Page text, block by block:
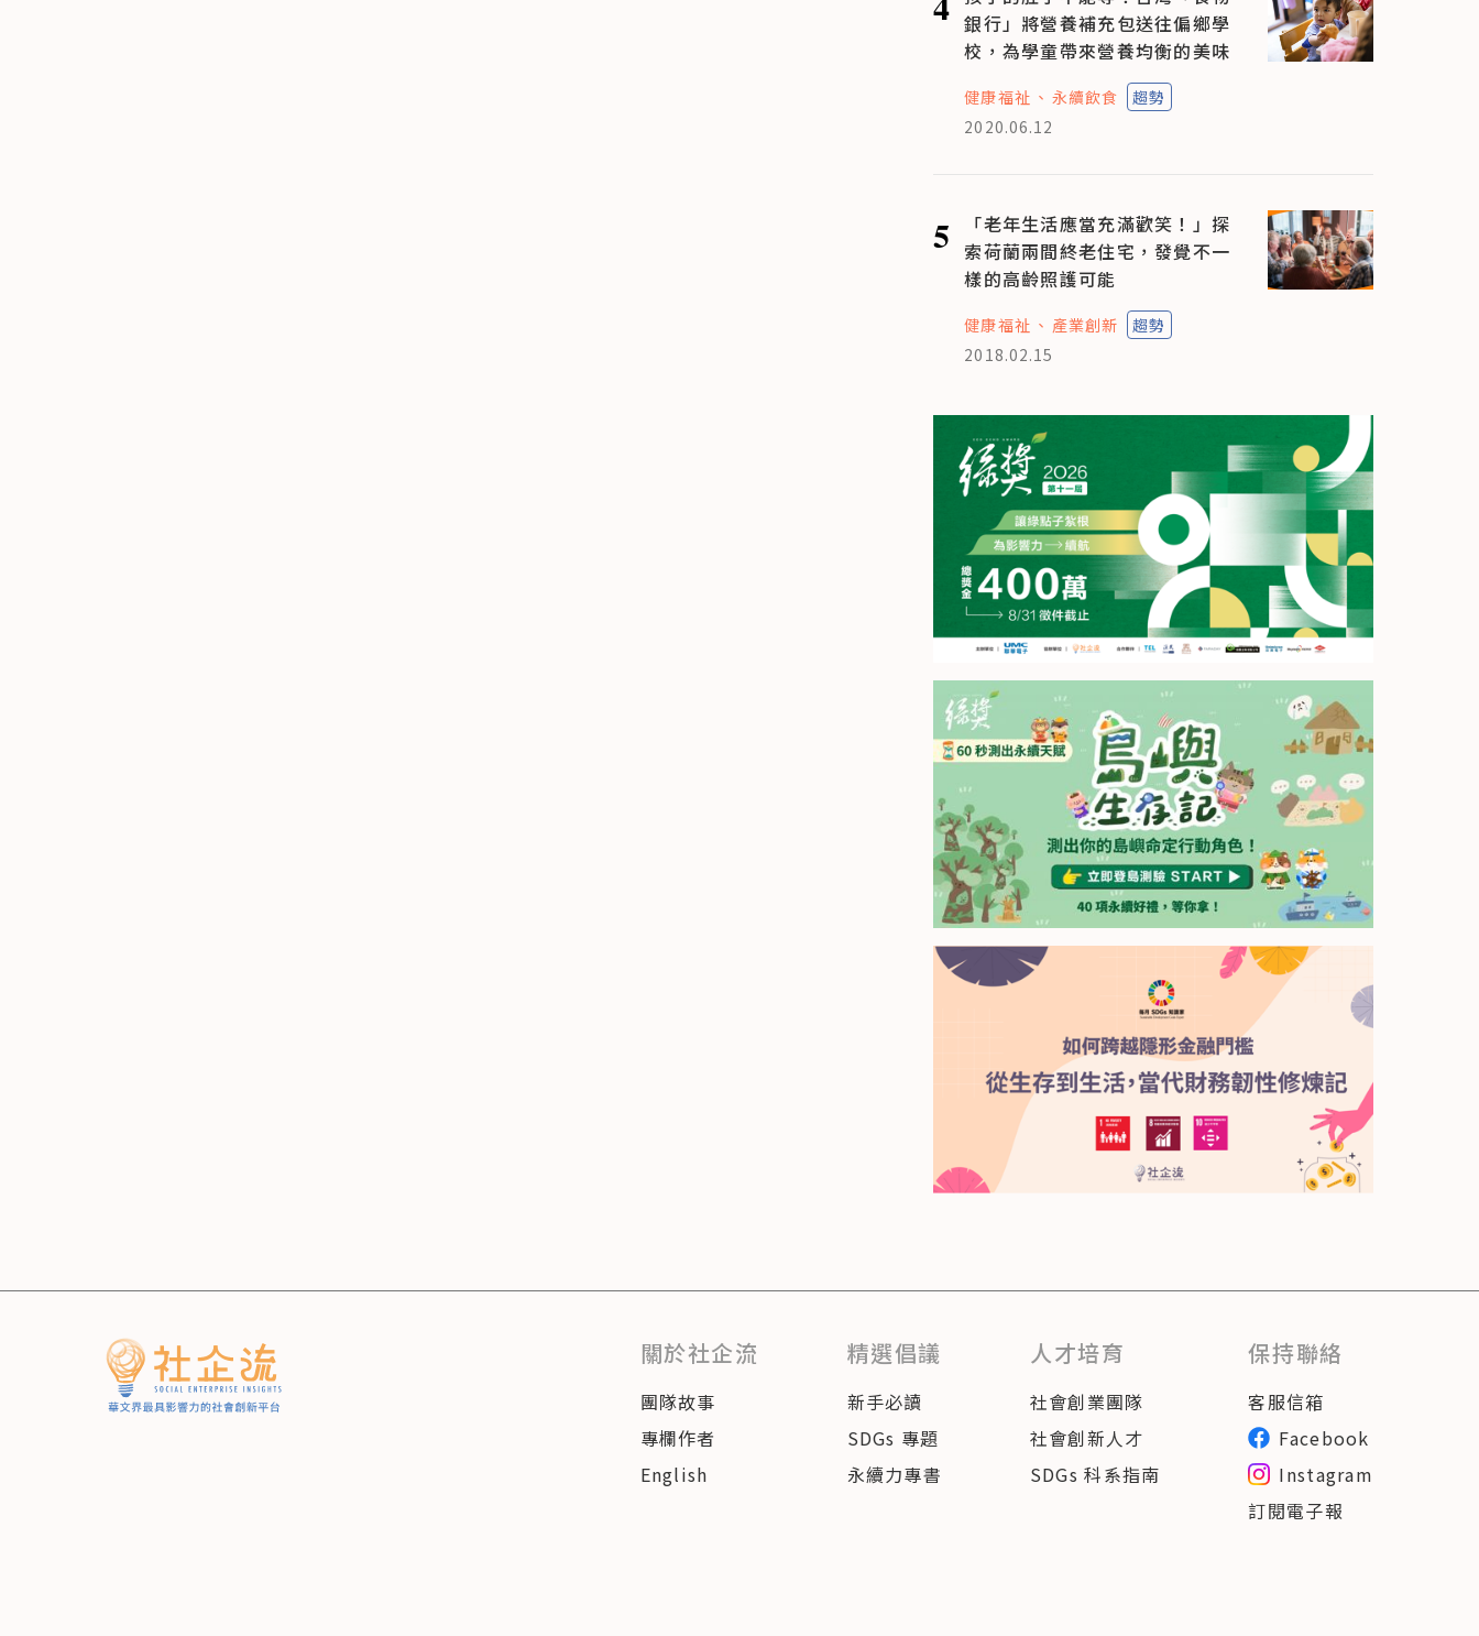
銀行」將營養補充包送往偏鄉學
校，為學童帶來營養均衡的美味
健康福祉 永續飲食
趨勢
2020.06.12
5
「老年生活應當充滿歡笑！」探
索荷蘭兩間終老住宅，發覺不一
樣的高齡照護可能
健康福祉 產業創新
趨勢
2018.02.15
關於社企流
團隊故事
專欄作者
English
精選倡議
新手必讀
SDGs 專題
永續力專書
人才培育
社會創業團隊
社會創新人才
SDGs 科系指南
保持聯絡
客服信箱
Facebook
Instagram
訂閱電子報